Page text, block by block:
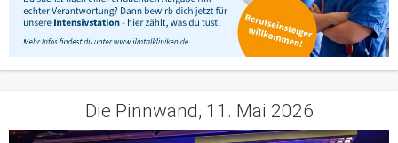
Die Pinnwand, 11. Mai 2026